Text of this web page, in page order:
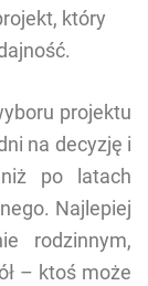
który
projektu
na decyzję i
po latach
Najlepiej
rodzinnym,
– ktoś może